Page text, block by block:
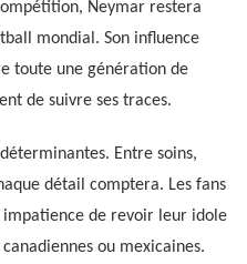
Neymar restera
mondial. Son influence
toute une génération de
de suivre ses traces.
Entre soins,
détail comptera. Les fans
de revoir leur idole
ou mexicaines.